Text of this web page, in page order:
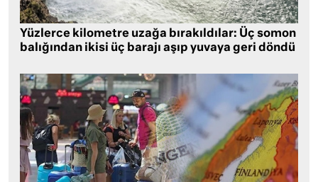
Yüzlerce kilometre uzağa bırakıldılar: Üç somon
balığından ikisi üç barajı aşıp yuvaya geri döndü